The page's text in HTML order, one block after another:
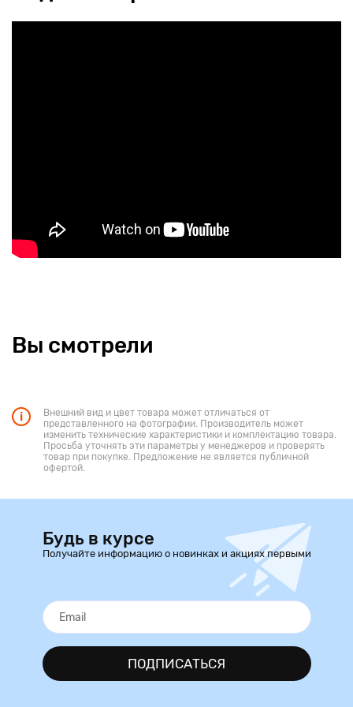
Вы смотрели
Внешний вид и цвет товара может отличаться от
представленного на фотографии. Производитель может
изменить технические характеристики и комплектацию товара.
Просьба уточнять эти параметры у менеджеров и проверять
товар при покупке. Предложение не является публичной
офертой.
Будь в курсе
Получайте информацию о новинках и акциях первыми
ПОДПИСАТЬСЯ